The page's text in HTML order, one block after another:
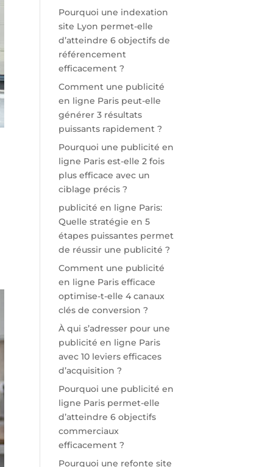
Pourquoi une indexation
site Lyon permet-elle
d’atteindre 6 objectifs de
référencement
efficacement ?
Comment une publicité
en ligne Paris peut-elle
générer 3 résultats
puissants rapidement ?
Pourquoi une publicité en
ligne Paris est-elle 2 fois
plus efficace avec un
ciblage précis ?
publicité en ligne Paris:
Quelle stratégie en 5
étapes puissantes permet
de réussir une publicité ?
Comment une publicité
en ligne Paris efficace
optimise-t-elle 4 canaux
clés de conversion ?
À qui s’adresser pour une
publicité en ligne Paris
avec 10 leviers efficaces
d’acquisition ?
Pourquoi une publicité en
ligne Paris permet-elle
d’atteindre 6 objectifs
commerciaux
efficacement ?
Pourquoi une refonte site